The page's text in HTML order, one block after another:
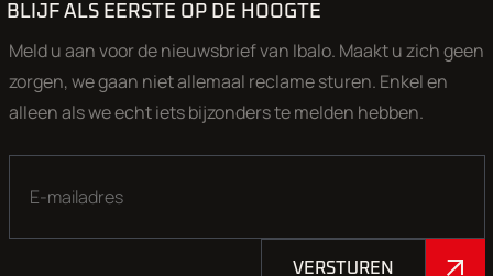
BLIJF ALS EERSTE OP DE HOOGTE
Meld u aan voor de nieuwsbrief van Ibalo. Maakt u zich geen
zorgen, we gaan niet allemaal reclame sturen. Enkel en
alleen als we echt iets bijzonders te melden hebben.
VERSTUREN